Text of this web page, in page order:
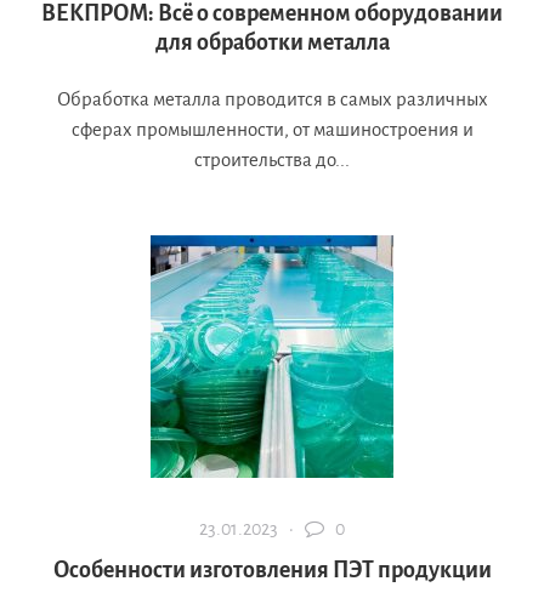
ВЕКПРОМ: Всё о современном оборудовании
для обработки металла
Обработка металла проводится в самых различных
сферах промышленности, от машиностроения и
строительства до...
23.01.2023 · 0
Особенности изготовления ПЭТ продукции